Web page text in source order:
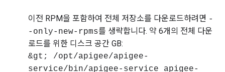
이전 RPM을 포함하여 전체 저장소를 다운로드하려면 -
-only-new-rpms를 생략합니다. 약 6개의 전체 다운
로드를 위한 디스크 공간 GB:
&gt; /opt/apigee/apigee-
service/bin/apigee-service apigee-